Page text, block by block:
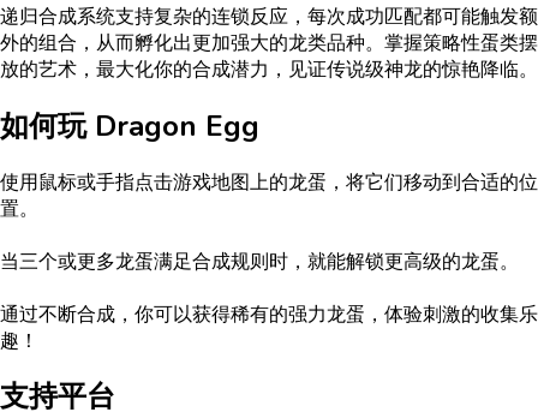
递归合成系统支持复杂的连锁反应，每次成功匹配都可能触发额
外的组合，从而孵化出更加强大的龙类品种。掌握策略性蛋类摆
放的艺术，最大化你的合成潜力，见证传说级神龙的惊艳降临。
如何玩 Dragon Egg
使用鼠标或手指点击游戏地图上的龙蛋，将它们移动到合适的位
置。
当三个或更多龙蛋满足合成规则时，就能解锁更高级的龙蛋。
通过不断合成，你可以获得稀有的强力龙蛋，体验刺激的收集乐
趣！
支持平台